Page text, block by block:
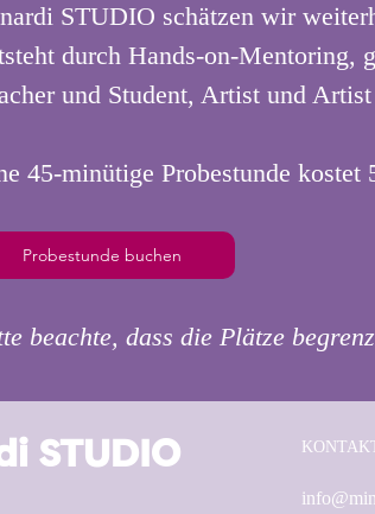
STUDIO schätzen wir
durch Hands-on-Mentoring,
und Student, Artist und
45-minütige Probestunde kostet
Probestunde buchen
beachte, dass die Plätze
STUDIO